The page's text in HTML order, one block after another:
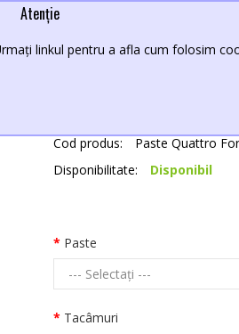
Atenție
linkul pentru a afla cum folosim
Paste Quattro Formaggi
40,00 Lei
Cod produs:
Paste Quattro
Disponibilitate:
Disponibil
Paste
Tacâmuri